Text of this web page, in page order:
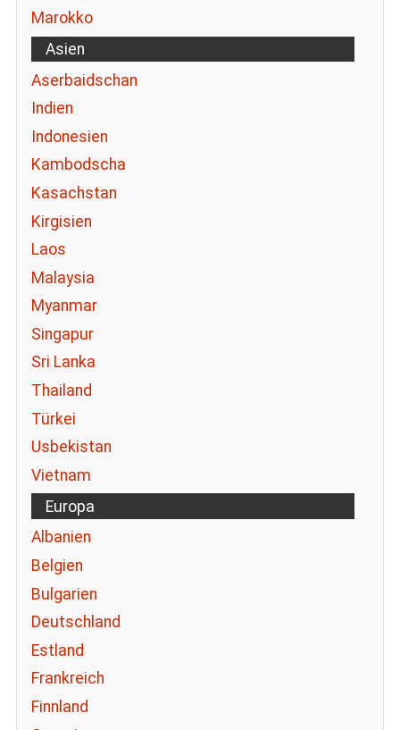
Marokko
Asien
Aserbaidschan
Indien
Indonesien
Kambodscha
Kasachstan
Kirgisien
Laos
Malaysia
Myanmar
Singapur
Sri Lanka
Thailand
Türkei
Usbekistan
Vietnam
Europa
Albanien
Belgien
Bulgarien
Deutschland
Estland
Frankreich
Finnland